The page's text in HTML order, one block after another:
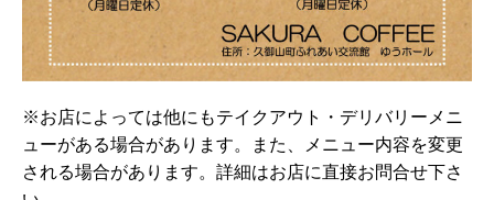
※お店によっては他にもテイクアウト・デリバリーメニ
ューがある場合があります。また、メニュー内容を変更
される場合があります。詳細はお店に直接お問合せ下さ